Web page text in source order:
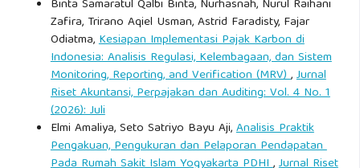
Binta Samaratul Qalbi Binta, Nurhasnah, Nurul Raihani
Zafira, Trirano Aqiel Usman, Astrid Faradisty, Fajar
Odiatma,Kesiapan Implementasi Pajak Karbon di
Indonesia: Analisis Regulasi, Kelembagaan, dan Sistem
Monitoring, Reporting, and Verification (MRV),Jurnal
Riset Akuntansi, Perpajakan dan Auditing: Vol. 4 No. 1
(2026): Juli
Elmi Amaliya, Seto Satriyo Bayu Aji,Analisis Praktik
Pengakuan, Pengukuran dan Pelaporan Pendapatan